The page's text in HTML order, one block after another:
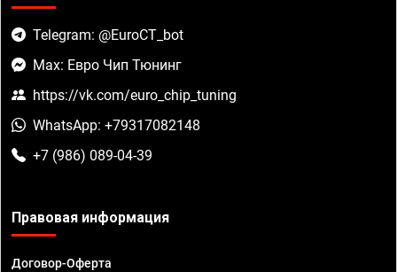
Telegram: @EuroCT_bot
Max: Евро Чип Тюнинг
https://vk.com/euro_chip_tuning
WhatsApp: +79317082148
+7 (986) 089-04-39
Правовая информация
Договор-Оферта